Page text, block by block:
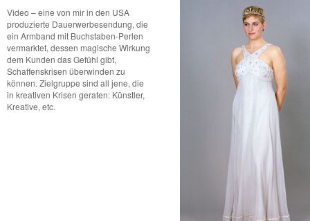
Video – eine von mir in den USA
produzierte Dauerwerbesendung, die
ein Armband mit Buchstaben-Perlen
vermarktet, dessen magische Wirkung
dem Kunden das Gefühl gibt,
Schaffenskrisen überwinden zu
können. Zielgruppe sind all jene, die
in kreativen Krisen geraten: Künstler,
Kreative, etc.